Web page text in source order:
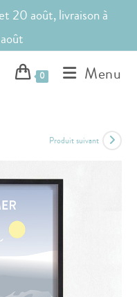
20 août, livraison à
0 Menu
Produit suivant